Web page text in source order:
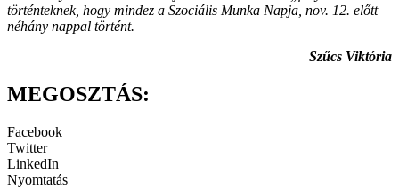
történteknek, hogy mindez a Szociális Munka Napja, nov. 12. előtt
néhány nappal történt.
Szűcs Viktória
MEGOSZTÁS:
Facebook
Twitter
LinkedIn
Nyomtatás